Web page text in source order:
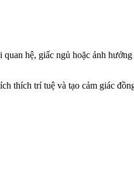
hệ, giấc ngủ hoặc ảnh
thích trí tuệ và tạo cảm giác